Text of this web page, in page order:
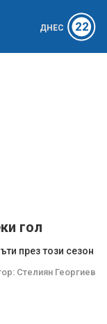
ДНЕС 22
гол
през този сезон
Стелиян Георгиев